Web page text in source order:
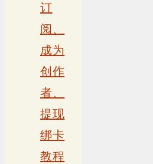
订
阅、
成为
创作
者、
提现
绑卡
教程